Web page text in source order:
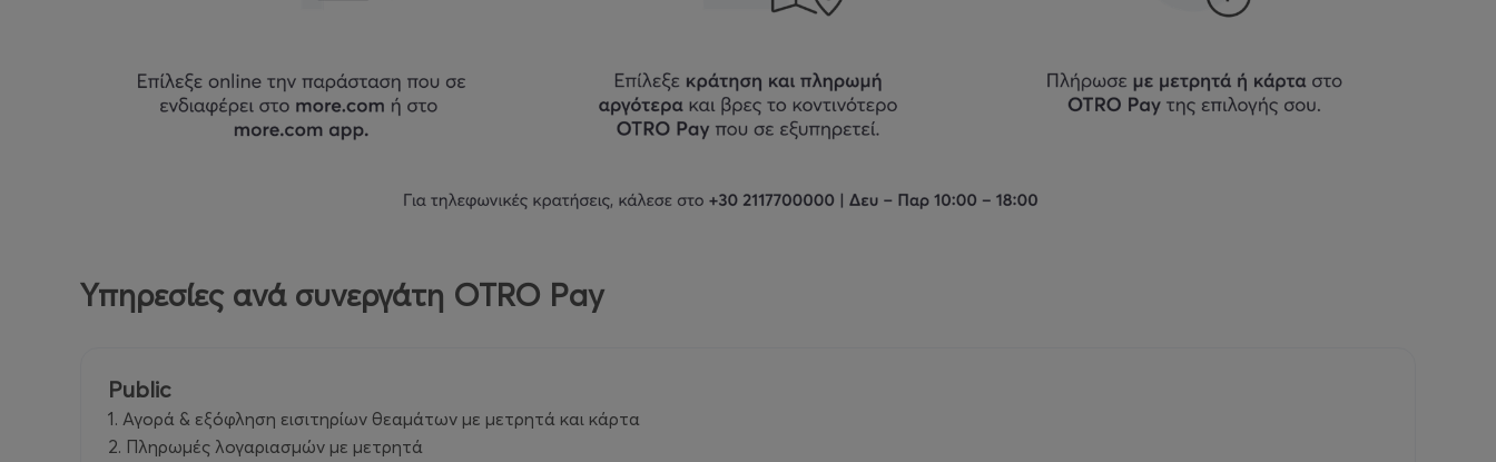
Υπηρεσίες ανά συνεργάτη OTRO Pay
Public
1. Αγορά & εξόφληση εισιτηρίων θεαμάτων με μετρητά και κάρτα
2. Πληρωμές λογαριασμών με μετρητά